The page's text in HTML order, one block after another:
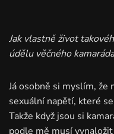
Jak vlastně život
údělu věčného
Já osobně si myslím, že
sexuální napětí, které
Takže když jsou si
podle mě musí